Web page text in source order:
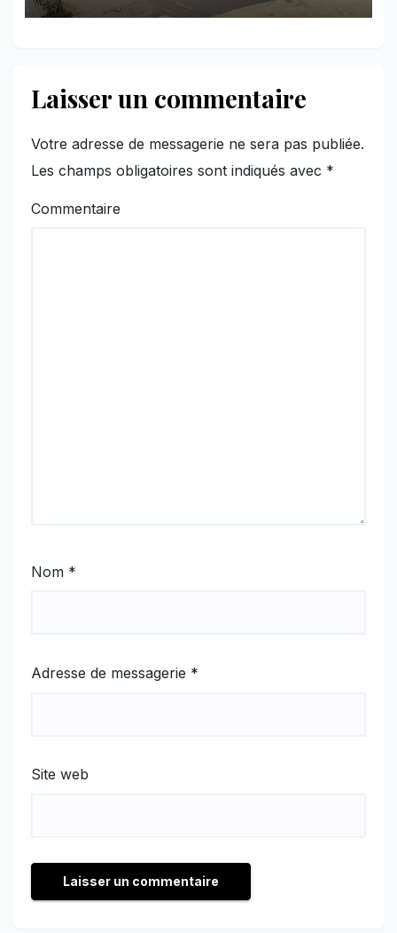
Laisser un commentaire
Votre adresse de messagerie ne sera pas publiée.
Les champs obligatoires sont indiqués avec *
Commentaire
Nom *
Adresse de messagerie *
Site web